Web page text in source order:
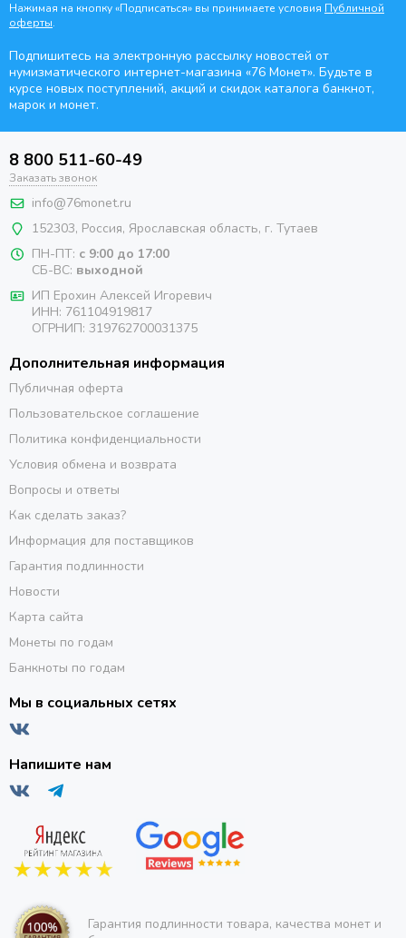
Нажимая на кнопку «Подписаться» вы принимаете условия Публичной
оферты.
Подпишитесь на электронную рассылку новостей от
нумизматического интернет-магазина «76 Монет». Будьте в
курсе новых поступлений, акций и скидок каталога банкнот,
марок и монет.
8 800 511-60-49
Заказать звонок
info@76monet.ru
152303, Россия, Ярославская область, г. Тутаев
ПН-ПТ: с 9:00 до 17:00
СБ-ВС: выходной
ИП Ерохин Алексей Игоревич
ИНН: 761104919817
ОГРНИП: 319762700031375
Дополнительная информация
Публичная оферта
Пользовательское соглашение
Политика конфиденциальности
Условия обмена и возврата
Вопросы и ответы
Как сделать заказ?
Информация для поставщиков
Гарантия подлинности
Новости
Карта сайта
Монеты по годам
Банкноты по годам
Мы в социальных сетях
Напишите нам
Гарантия подлинности товара, качества монет и